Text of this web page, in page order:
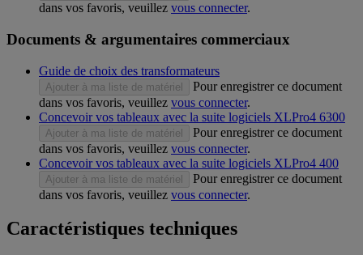
dans vos favoris, veuillez vous connecter.
Documents & argumentaires commerciaux
Guide de choix des transformateurs
Ajouter à ma liste de matériel
Pour enregistrer ce document
dans vos favoris, veuillez vous connecter.
Concevoir vos tableaux avec la suite logiciels XLPro4 6300
Ajouter à ma liste de matériel
Pour enregistrer ce document
dans vos favoris, veuillez vous connecter.
Concevoir vos tableaux avec la suite logiciels XLPro4 400
Ajouter à ma liste de matériel
Pour enregistrer ce document
dans vos favoris, veuillez vous connecter.
Caractéristiques techniques